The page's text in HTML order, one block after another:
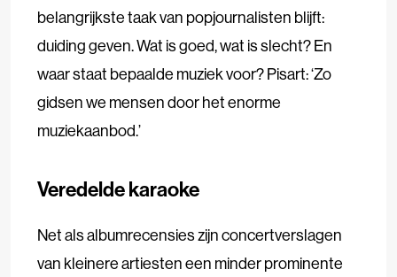
belangrijkste taak van popjournalisten blijft:
duiding geven. Wat is goed, wat is slecht? En
waar staat bepaalde muziek voor? Pisart: ‘Zo
gidsen we mensen door het enorme
muziekaanbod.’
Veredelde karaoke
Net als albumrecensies zijn concertverslagen
van kleinere artiesten een minder prominente